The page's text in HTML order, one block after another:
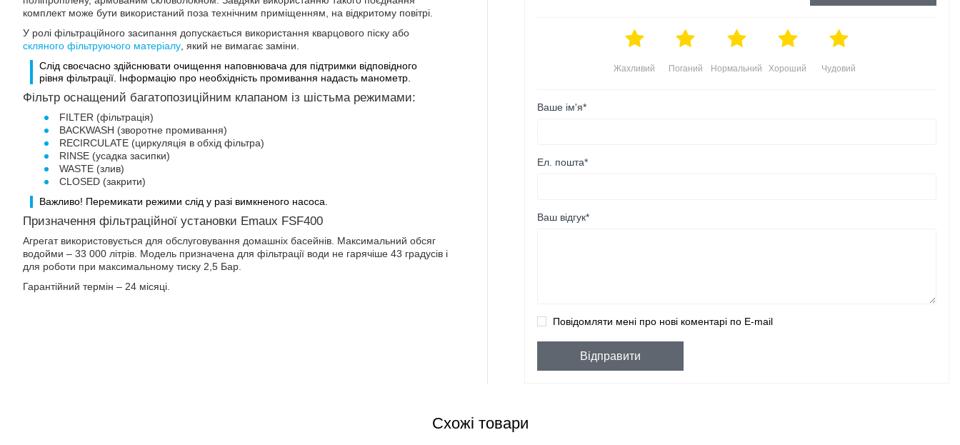
комплект може бути використаний поза технічним приміщенням, на відкритому повітрі.
У ролі фільтраційного засипання допускається використання кварцового піску або
скляного фільтруючого матеріалу , який не вимагає заміни.
Слід своєчасно здійснювати очищення наповнювача для підтримки відповідного
рівня фільтрації. Інформацію про необхідність промивання надасть манометр.
Фільтр оснащений багатопозиційним клапаном із шістьма режимами:
FILTER (фільтрація)
BACKWASH (зворотне промивання)
RECIRCULATE (циркуляція в обхід фільтра)
RINSE (усадка засипки)
WASTE (злив)
CLOSED (закрити)
Важливо! Перемикати режими слід у разі вимкненого насоса.
Призначення фільтраційної установки Emaux FSF400
Агрегат використовується для обслуговування домашніх басейнів. Максимальний обсяг
водойми – 33 000 літрів. Модель призначена для фільтрації води не гарячіше 43 градусів і
для роботи при максимальному тиску 2,5 Бар.
Гарантійний термін – 24 місяці.
Чудовий
Хороший
Нормальний
Поганий
Жахливий
Ваше ім'я*
Ел. пошта*
Ваш відгук*
Повідомляти мені про нові коментарі по E-mail
Відправити
Схожі товари